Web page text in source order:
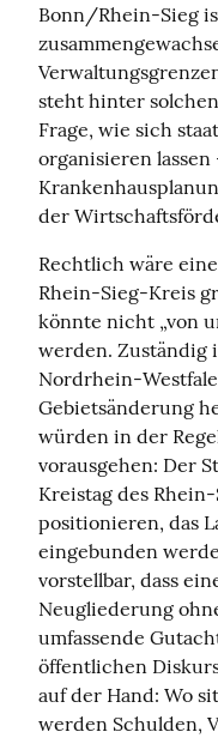
Bonn/Rhein-Sieg
steht hinter
Frage, wie sich
organisieren
der
Rechtlich wäre
Rhein-Sieg-Kreis
könnte nicht „von
werden. Zuständig
Gebietsänderung
würden in der
vorausgehen: Der
Kreistag des
positionieren, das
eingebunden
vorstellbar, dass
Neugliederung
umfassende
öffentlichen
auf der Hand: Wo
werden Schulden,